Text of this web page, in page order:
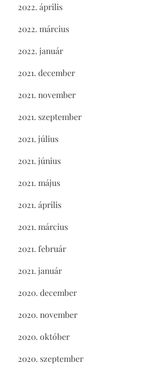
2022. április
2022. március
2022. január
2021. december
2021. november
2021. szeptember
2021. július
2021. június
2021. május
2021. április
2021. március
2021. február
2021. január
2020. december
2020. november
2020. október
2020. szeptember